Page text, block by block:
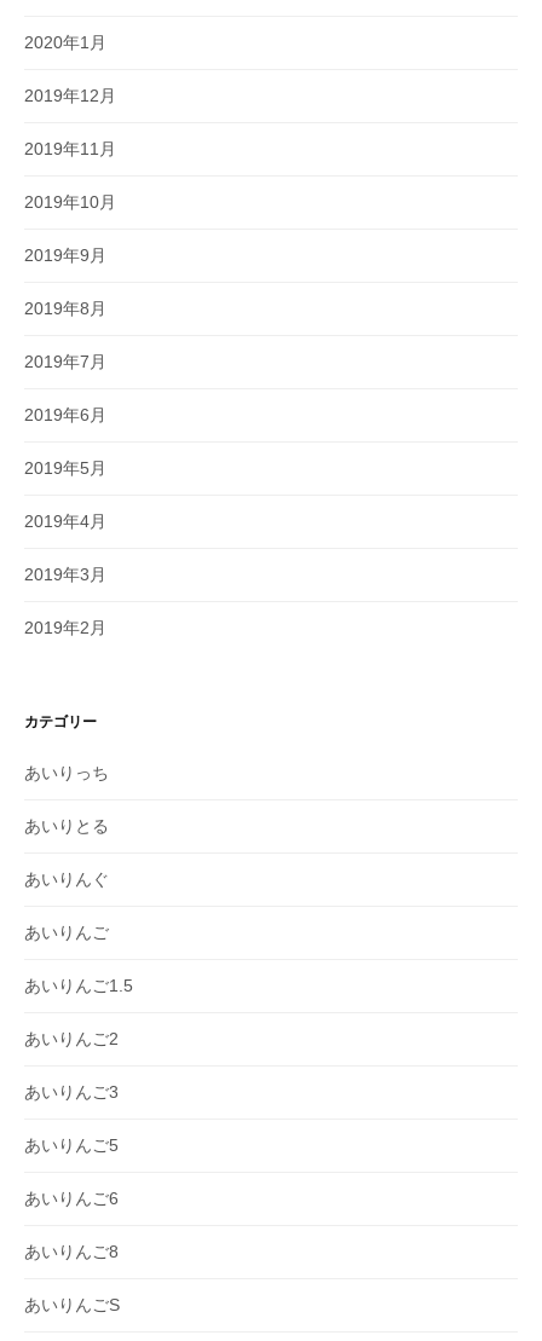
2020年1月
2019年12月
2019年11月
2019年10月
2019年9月
2019年8月
2019年7月
2019年6月
2019年5月
2019年4月
2019年3月
2019年2月
カテゴリー
あいりっち
あいりとる
あいりんぐ
あいりんご
あいりんご1.5
あいりんご2
あいりんご3
あいりんご5
あいりんご6
あいりんご8
あいりんごS